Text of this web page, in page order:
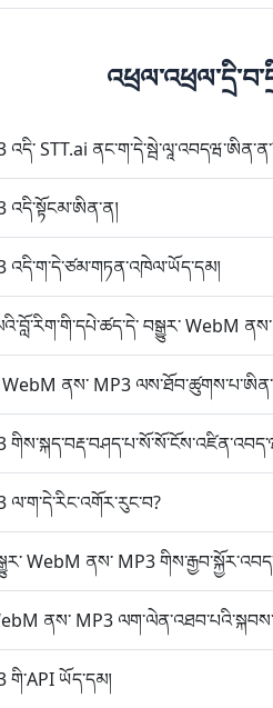
STT.ai
བསྒྱུར་ WebM
ནས་ MP3
WebM ནས་ MP3
ནས་ MP3
ཡོད་དམ།